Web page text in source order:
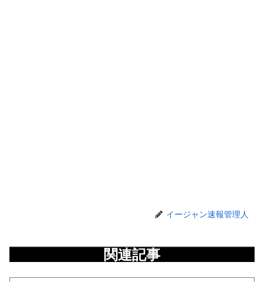
イージャン速報管理人
関連記事